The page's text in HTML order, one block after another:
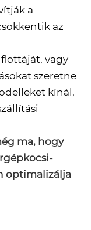
a
az
vagy
szeretne
kínál,
ma, hogy
optimalizálja